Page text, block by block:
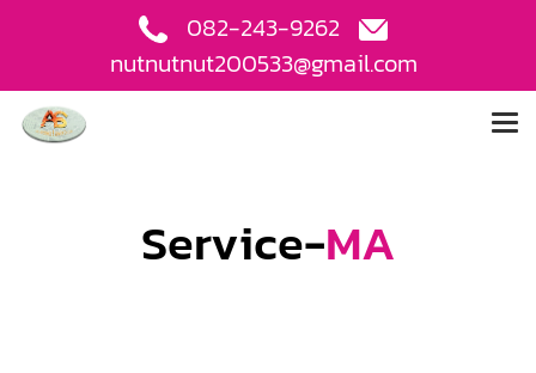
082-243-9262
nutnutnut200533@gmail.com
Service-MA